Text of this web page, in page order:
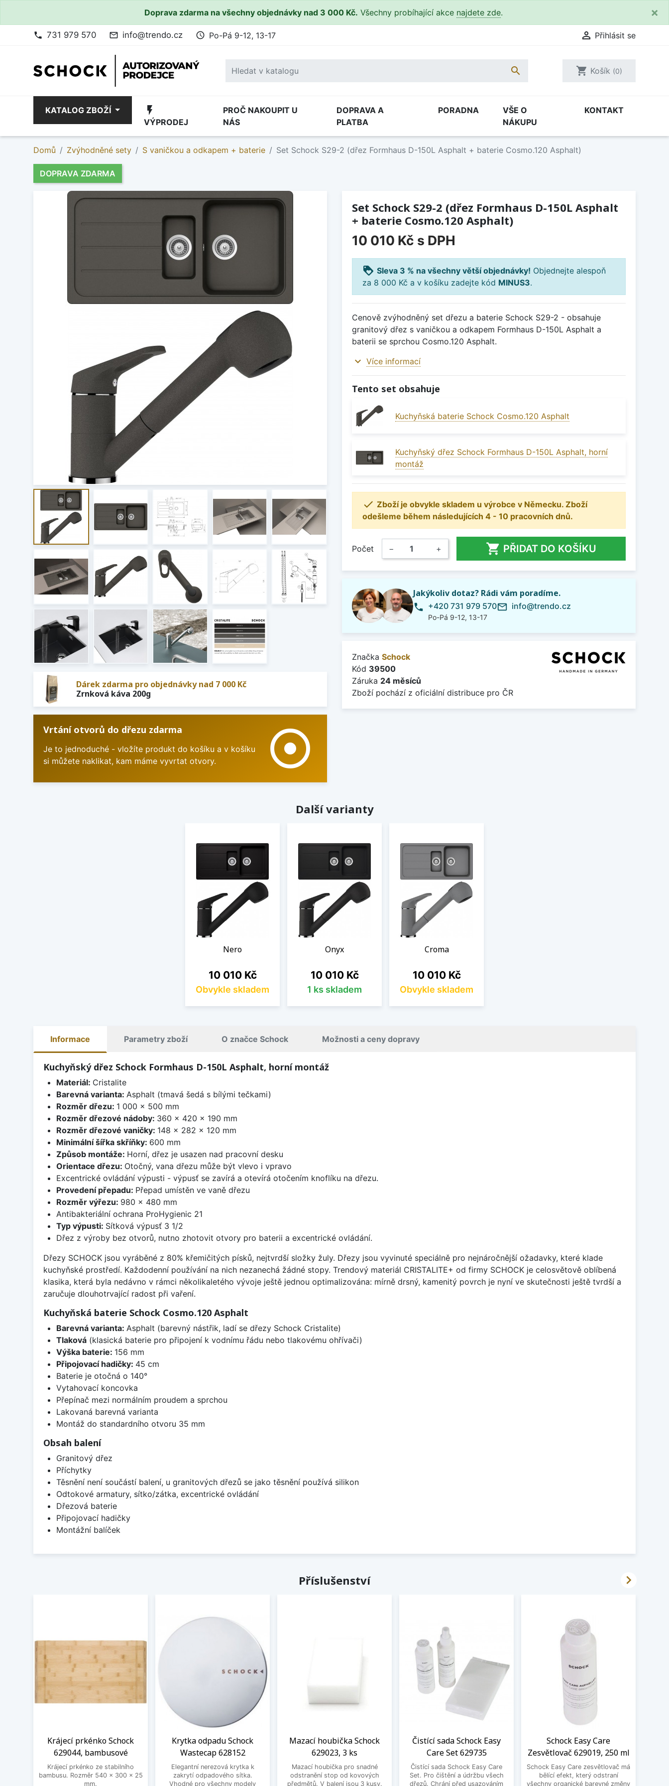
Doprava zdarma na všechny objednávky nad 3 000 Kč. Všechny probíhající akce najdete zde. ×
phone 731 979 570 mail_outline info@trendo.cz access_time Po-Pá 9-12, 13-17  Přihlásit se
 shopping_cart Košík (0)
KATALOG ZBOŽÍ flash_on
VÝPRODEJ
PROČ NAKOUPIT U
NÁS
DOPRAVA A
PLATBA
PORADNA
VŠE O
NÁKUPU
KONTAKT
Domů Zvýhodněné sety S vaničkou a odkapem + baterie Set Schock S29-2 (dřez Formhaus D-150L Asphalt + baterie Cosmo.120 Asphalt)
DOPRAVA ZDARMA
Dárek zdarma pro objednávky nad 7 000 Kč
Zrnková káva 200g
Vrtání otvorů do dřezu zdarma
Je to jednoduché - vložíte produkt do košíku a v košíku
si můžete naklikat, kam máme vyvrtat otvory.
adjust
Set Schock S29-2 (dřez Formhaus D-150L Asphalt
+ baterie Cosmo.120 Asphalt)
10 010 Kč s DPH
loyalty Sleva 3 % na všechny větší objednávky! Objednejte alespoň
za 8 000 Kč a v košíku zadejte kód MINUS3.
Cenově zvýhodněný set dřezu a baterie Schock S29-2 - obsahuje
granitový dřez s vaničkou a odkapem Formhaus D-150L Asphalt a
baterii se sprchou Cosmo.120 Asphalt.
expand_more Více informací
Tento set obsahuje
Kuchyňská baterie Schock Cosmo.120 Asphalt
Kuchyňský dřez Schock Formhaus D-150L Asphalt, horní
montáž
 Zboží je obvykle skladem u výrobce v Německu. Zboží
odešleme během následujících 4 - 10 pracovních dnů.
Počet − +  PŘIDAT DO KOŠÍKU
Jakýkoliv dotaz? Rádi vám poradíme.
phone +420 731 979 570
Po-Pá 9-12, 13-17
mail_outline info@trendo.cz
Značka Schock
Kód 39500
Záruka 24 měsíců
Zboží pochází z oficiální distribuce pro ČR
Další varianty
Nero
Cena
10 010 Kč
Obvykle skladem
Onyx
Cena
10 010 Kč
1 ks skladem
Croma
Cena
10 010 Kč
Obvykle skladem
Informace Parametry zboží O značce Schock Možnosti a ceny dopravy
Kuchyňský dřez Schock Formhaus D-150L Asphalt, horní montáž
Materiál: Cristalite
Barevná varianta: Asphalt (tmavá šedá s bílými tečkami)
Rozměr dřezu: 1 000 x 500 mm
Rozměr dřezové nádoby: 360 x 420 x 190 mm
Rozměr dřezové vaničky: 148 x 282 x 120 mm
Minimální šířka skříňky: 600 mm
Způsob montáže: Horní, dřez je usazen nad pracovní desku
Orientace dřezu: Otočný, vana dřezu může být vlevo i vpravo
Excentrické ovládání výpusti - výpusť se zavírá a otevírá otočením knoflíku na dřezu.
Provedení přepadu: Přepad umístěn ve vaně dřezu
Rozměr výřezu: 980 x 480 mm
Antibakteriální ochrana ProHygienic 21
Typ výpusti: Sítková výpusť 3 1/2
Dřez z výroby bez otvorů, nutno zhotovit otvory pro baterii a excentrické ovládání.
Dřezy SCHOCK jsou vyráběné z 80% křemičitých písků, nejtvrdší složky žuly. Dřezy jsou vyvinuté speciálně pro nejnáročnější ožadavky, které klade
kuchyňské prostředí. Každodenní používání na nich nezanechá žádné stopy. Trendový materiál CRISTALITE+ od firmy SCHOCK je celosvětově oblíbená
klasika, která byla nedávno v rámci několikaletého vývoje ještě jednou optimalizována: mírně drsný, kamenitý povrch je nyní ve skutečnosti ještě tvrdší a
zaručuje dlouhotrvající radost při vaření.
Kuchyňská baterie Schock Cosmo.120 Asphalt
Barevná varianta: Asphalt (barevný nástřik, ladí se dřezy Schock Cristalite)
Tlaková(klasická baterie pro připojení k vodnímu řádu nebo tlakovému ohřívači)
Výška baterie: 156 mm
Připojovací hadičky: 45 cm
Baterie je otočná o 140°
Vytahovací koncovka
Přepínač mezi normálním proudem a sprchou
Lakovaná barevná varianta
Montáž do standardního otvoru 35 mm
Obsah balení
Granitový dřez
Příchytky
Těsnění není součástí balení, u granitových dřezů se jako těsnění používá silikon
Odtokové armatury, sítko/zátka, excentrické ovládání
Dřezová baterie
Připojovací hadičky
Montážní balíček
Příslušenství
Krájecí prkénko Schock
629044, bambusové
Krájecí prkénko ze stabilního
bambusu. Rozměr 540 x 300 x 25
mm.
Krytka odpadu Schock
Wastecap 628152
Elegantní nerezová krytka k
zakrytí odpadového sítka.
Vhodné pro všechny modely
Mazací houbička Schock
629023, 3 ks
Mazací houbička pro snadné
odstranění stop od kovových
předmětů. V balení jsou 3 kusy.
Čistící sada Schock Easy
Care Set 629735
Čistící sada Schock Easy Care
Set. Pro čištění a údržbu všech
dřezů. Chrání před usazováním
Schock Easy Care
Zesvětlovač 629019, 250 ml
Schock Easy Care zesvětlovač má
bělící efekt, který odstraní
všechny organické barevné změny
